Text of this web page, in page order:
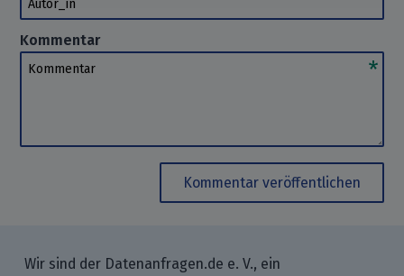
Kommentar
Kommentar
Kommentar veröffentlichen
Wir sind der Datenanfragen.de e. V., ein